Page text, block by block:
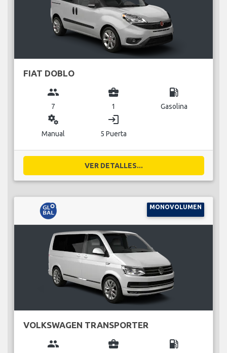
FIAT DOBLO
group
7
business_center
1
local_gas_station
Gasolina
miscellaneous_services
Manual
login
5 Puerta
VER DETALLES...
MONOVOLUMEN
VOLKSWAGEN TRANSPORTER
group business_center local_gas_station